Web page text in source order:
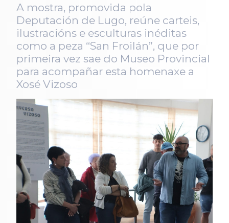
A mostra, promovida pola
Deputación de Lugo, reúne carteis,
ilustracións e esculturas inéditas
como a peza “San Froilán”, que por
primeira vez sae do Museo Provincial
para acompañar esta homenaxe a
Xosé Vizoso